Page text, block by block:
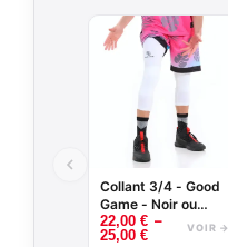
Collant 3/4 - Good
Game - Noir ou
Blanc -
BASKETBALL
22,00 € –
25,00 € VOIR →